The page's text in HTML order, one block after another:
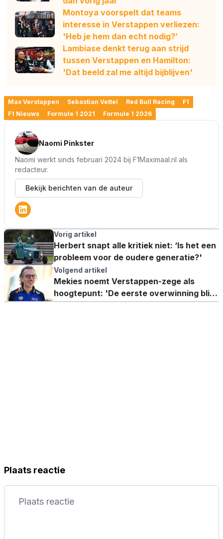
Montoya voorspelt dat teams
interesse in Verstappen verliezen:
'Heb je hem dan echt nodig?’
Lambiase denkt terug aan strijd
tussen Verstappen en Hamilton:
'Dat beeld zal me altijd bijblijven'
Max Verstappen Sebastian Vettel Red Bull Racing
F1
F1 Nieuws
Formule 1 2021 Formule 1 2026
Naomi Pinkster
Naomi werkt sinds februari 2024 bij F1Maximaal.nl als
redacteur.
Bekijk berichten van de auteur
Vorig artikel
Herbert snapt alle kritiek niet: ‘Is het een
probleem voor de oudere generatie?'
Volgend artikel
Mekies noemt Verstappen-zege als
hoogtepunt: 'De eerste overwinning blijft
speciaal'
Plaats reactie